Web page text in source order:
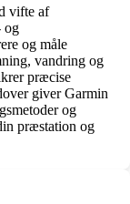
vifte af
og
og måle
vandring og
præcise
giver Garmin
og
præstation og